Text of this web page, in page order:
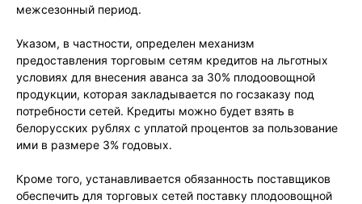
межсезонный период.
Указом, в частности, определен механизм
предоставления торговым сетям кредитов на льготных
условиях для внесения аванса за 30% плодоовощной
продукции, которая закладывается по госзаказу под
потребности сетей. Кредиты можно будет взять в
белорусских рублях с уплатой процентов за пользование
ими в размере 3% годовых.
Кроме того, устанавливается обязанность поставщиков
обеспечить для торговых сетей поставку плодоовощной